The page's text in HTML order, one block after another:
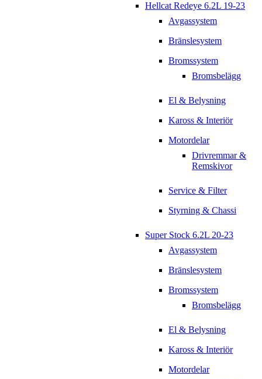
Hellcat Redeye 6.2L 19-23
Avgassystem
Bränslesystem
Bromssystem
Bromsbelägg
El & Belysning
Kaross & Interiör
Motordelar
Drivremmar &
Remskivor
Service & Filter
Styrning & Chassi
Super Stock 6.2L 20-23
Avgassystem
Bränslesystem
Bromssystem
Bromsbelägg
El & Belysning
Kaross & Interiör
Motordelar